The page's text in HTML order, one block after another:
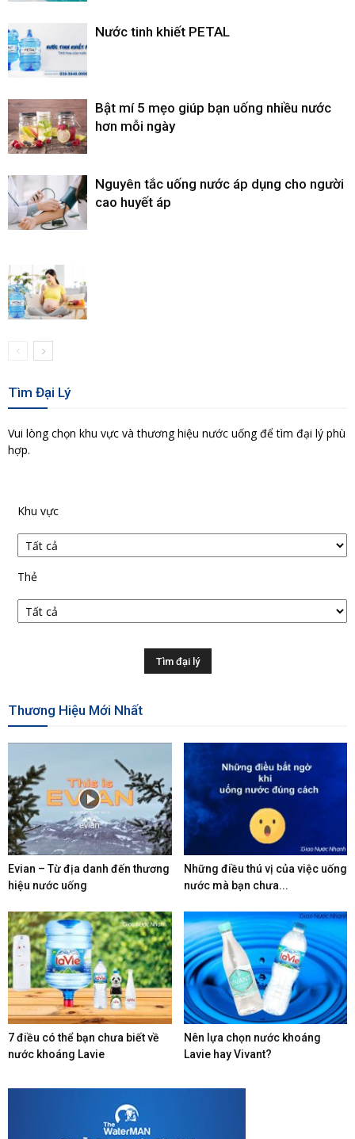
Nước tinh khiết PETAL
Bật mí 5 mẹo giúp bạn uống nhiều nước
hơn mỗi ngày
Nguyên tắc uống nước áp dụng cho người
cao huyết áp
Tìm Đại Lý
Vui lòng chọn khu vực và thương hiệu nước uống để tìm đại lý phù
hợp.
Khu vực
Thẻ
Thương Hiệu Mới Nhất
Evian – Từ địa danh đến thương
hiệu nước uống
Những điều thú vị của việc uống
nước mà bạn chưa...
7 điều có thể bạn chưa biết về
nước khoáng Lavie
Nên lựa chọn nước khoáng
Lavie hay Vivant?